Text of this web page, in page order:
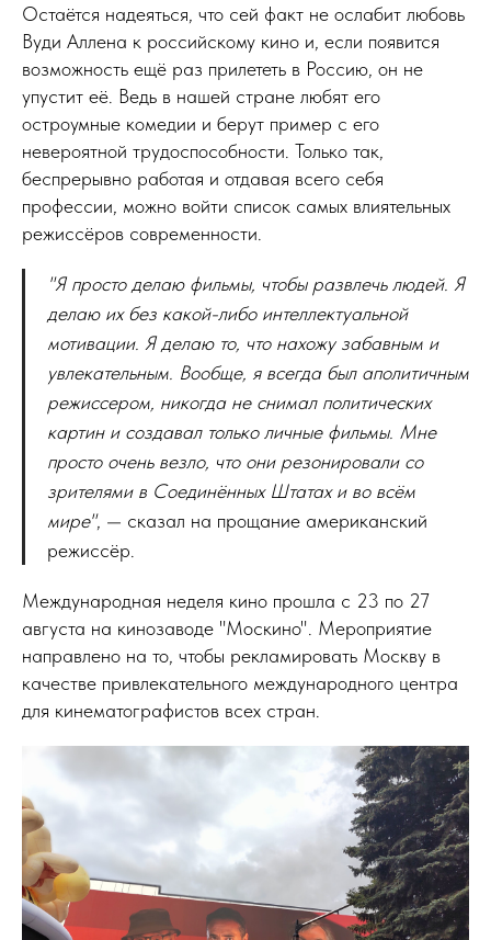
Остаётся надеяться, что сей факт не ослабит любовь
Вуди Аллена к российскому кино и, если появится
возможность ещё раз прилететь в Россию, он не
упустит её. Ведь в нашей стране любят его
остроумные комедии и берут пример с его
невероятной трудоспособности. Только так,
беспрерывно работая и отдавая всего себя
профессии, можно войти список самых влиятельных
режиссёров современности.
"Я просто делаю фильмы, чтобы развлечь людей. Я
делаю их без какой-либо интеллектуальной
мотивации. Я делаю то, что нахожу забавным и
увлекательным. Вообще, я всегда был аполитичным
режиссером, никогда не снимал политических
картин и создавал только личные фильмы. Мне
просто очень везло, что они резонировали со
зрителями в Соединённых Штатах и во всём
мире", — сказал на прощание американский
режиссёр.
Международная неделя кино прошла с 23 по 27
августа на кинозаводе "Москино". Мероприятие
направлено на то, чтобы рекламировать Москву в
качестве привлекательного международного центра
для кинематографистов всех стран.